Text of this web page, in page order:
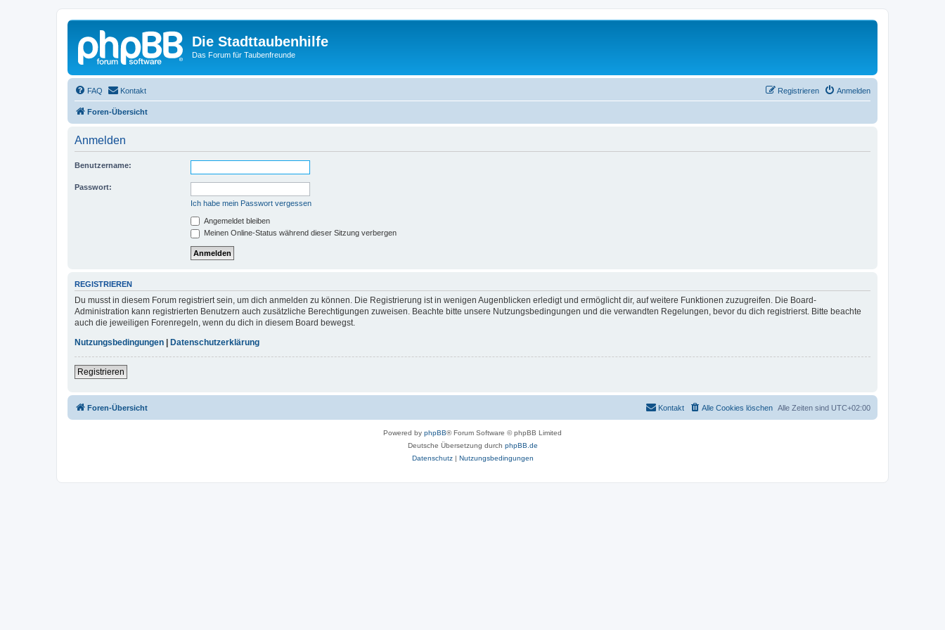
Die Stadttaubenhilfe
Das Forum für Taubenfreunde
FAQ Kontakt Anmelden
Registrieren
Foren-Übersicht
Anmelden
Benutzername:
Passwort:
Ich habe mein Passwort vergessen
Angemeldet bleiben
Meinen Online-Status während dieser Sitzung verbergen
REGISTRIEREN
Du musst in diesem Forum registriert sein, um dich anmelden zu können. Die Registrierung ist in wenigen Augenblicken erledigt und ermöglicht dir, auf weitere Funktionen zuzugreifen. Die Board-
Administration kann registrierten Benutzern auch zusätzliche Berechtigungen zuweisen. Beachte bitte unsere Nutzungsbedingungen und die verwandten Regelungen, bevor du dich registrierst. Bitte beachte
auch die jeweiligen Forenregeln, wenn du dich in diesem Board bewegst.
Nutzungsbedingungen
Datenschutzerklärung
Registrieren
Foren-Übersicht Alle Zeiten sind UTC+02:00
Alle Cookies löschen
Kontakt
Powered by phpBB® Forum Software © phpBB Limited
Deutsche Übersetzung durch phpBB.de
Datenschutz| Nutzungsbedingungen